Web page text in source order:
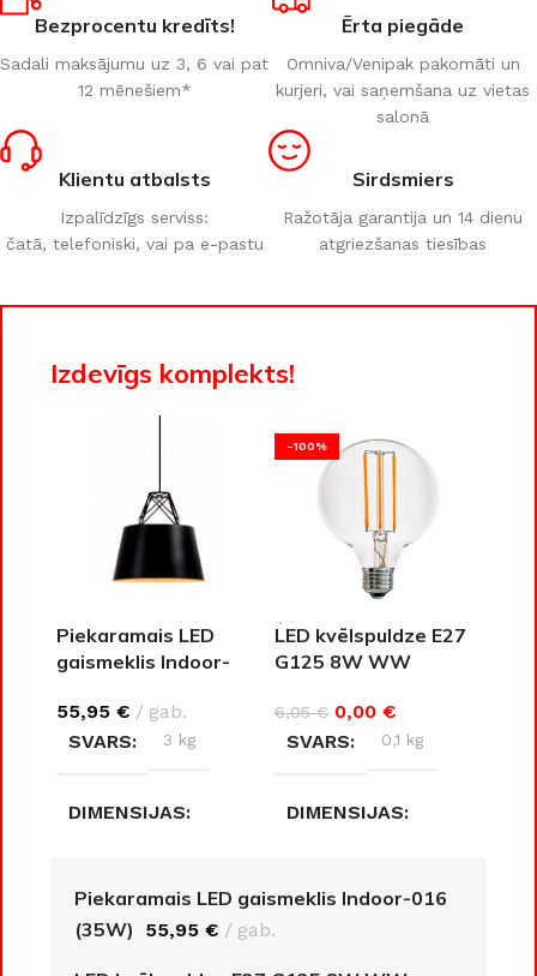
Bezprocentu kredīts!
Sadali maksājumu uz 3, 6 vai pat
12 mēnešiem*
Ērta piegāde
Omniva/Venipak pakomāti un
kurjeri, vai saņemšana uz vietas
salonā
Klientu atbalsts
Izpalīdzīgs serviss:
čatā, telefoniski, vai pa e-pastu
Sirdsmiers
Ražotāja garantija un 14 dienu
atgriezšanas tiesības
Izdevīgs komplekts!
Piekaramais LED
gaismeklis Indoor-
55,95 €
gab.
SVARS
3 kg
DIMENSIJAS
AIZSARDZĪBAS
KLASE
-100%
LED kvēlspuldze E27
G125 8W WW
6,05€ 0,00 €
SVARS
0,1 kg
DIMENSIJAS
Piekaramais LED gaismeklis Indoor-016
(35W)
55,95 € gab.